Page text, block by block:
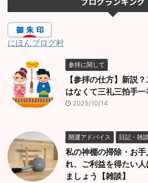
にほんブログ村
参拝に関して
【参拝の仕方】新説
はなくて三礼三拍手
2025/10/14
開運アドバイス 日記・雑談
私の神棚の掃除・お
れ、ご利益を得たい
ましょう【雑談】